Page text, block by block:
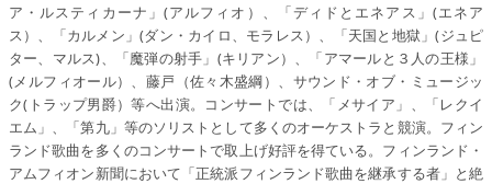
ア・ルスティカーナ」(アルフィオ）、「ディドとエネアス」(エネア
ス）、「カルメン」(ダン・カイロ、モラレス）、「天国と地獄」(ジュピ
ター、マルス)、「魔弾の射手」(キリアン）、「アマールと３人の王様」
(メルフィオール）、藤戸（佐々木盛綱）、サウンド・オブ・ミュージッ
ク(トラップ男爵）等へ出演。コンサートでは、「メサイア」、「レクイ
エム」、「第九」等のソリストとして多くのオーケストラと競演。フィン
ランド歌曲を多くのコンサートで取上げ好評を得ている。フィンランド・
アムフィオン新聞において「正統派フィンランド歌曲を継承する者」と絶